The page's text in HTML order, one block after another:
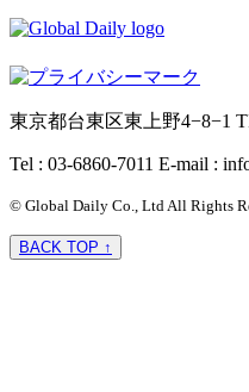
東京都台東区東上野4−8−1
Tel : 03-6860-7011 E-mail :
© Global Daily Co., Ltd All Rights
BACK TOP ↑